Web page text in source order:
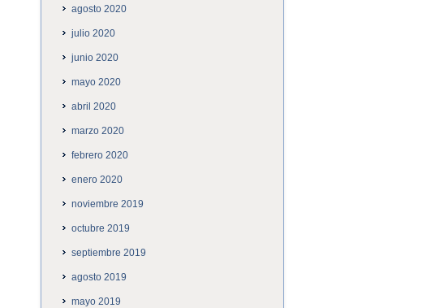
agosto 2020
julio 2020
junio 2020
mayo 2020
abril 2020
marzo 2020
febrero 2020
enero 2020
noviembre 2019
octubre 2019
septiembre 2019
agosto 2019
mayo 2019